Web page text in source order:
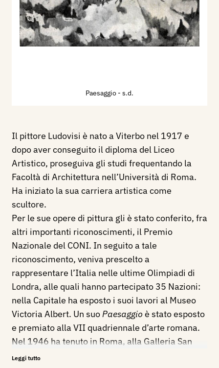
Paesaggio - s.d.
Il pittore Ludovisi è nato a Viterbo nel 1917 e
dopo aver conseguito il diploma del Liceo
Artistico, proseguiva gli studi frequentando la
Facoltà di Architettura nell’Università di Roma.
Ha iniziato la sua carriera artistica come
scultore.
Per le sue opere di pittura gli è stato conferito, fra
altri importanti riconoscimenti, il Premio
Nazionale del CONI. In seguito a tale
riconoscimento, veniva prescelto a
rappresentare l’Italia nelle ultime Olimpiadi di
Londra, alle quali hanno partecipato 35 Nazioni:
nella Capitale ha esposto i suoi lavori al Museo
Victoria Albert. Un suoPaesaggio è stato esposto
e premiato alla VII quadriennale d’arte romana.
Nel 1946 ha tenuto in Roma, alla Galleria San
Marco, la sua prima «personale» alla quale sono
Leggi tutto